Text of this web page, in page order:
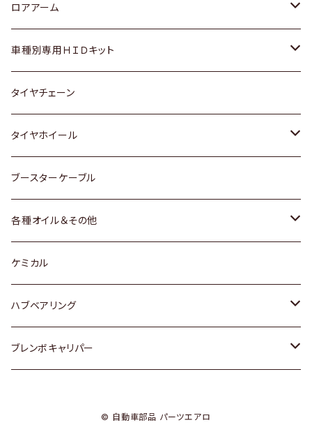
ダイハツ
マツダ
三菱
スバル
レクサス
日産
ダイハツ
マツダ
三菱
スバル
スズキ
日産
いすゞ
ダイハツ
マツダ
三菱
スバル
ホンダ
スズキ
日産
ダイハツ
スバル
トヨタ
ホンダ
スズキ
日産
ダイハツ
マツダ
ロアアーム
ホンダ
スズキ
日産
ダイハツ
マツダ
スバル
車種別専用ＨＩＤキット
トヨタ
マツダ
タイヤチェーン
タイヤホイール
トヨタ
ホンダ
スズキ
日産
ダイハツ
ブースターケーブル
各種オイル＆その他
ディーデル洗浄添加剤
ケミカル
ハブベアリング
トヨタ
ブレンボキャリパー
© 自動車部品 パーツエアロ